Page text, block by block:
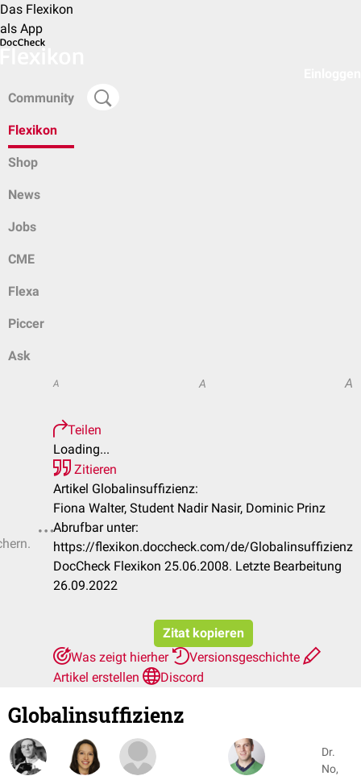
Das Flexikon
als App
Community
Flexikon
Shop
News
Jobs
CME
Flexa
Piccer
Ask
A A A
Teilen
Loading...
Zitieren
Artikel Globalinsuffizienz:
Fiona Walter, Student Nadir Nasir, Dominic Prinz
Abrufbar unter:
https://flexikon.doccheck.com/de/Globalinsuffizienz
DocCheck Flexikon 25.06.2008. Letzte Bearbeitung
26.09.2022
Zitat kopieren
Was zeigt hierher
Versionsgeschichte
Artikel erstellen
Discord
Globalinsuffizienz
Dr.
No,